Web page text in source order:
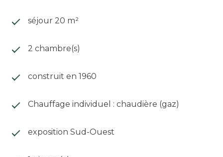
séjour 20 m²
2 chambre(s)
construit en 1960
Chauffage individuel : chaudière (gaz)
exposition Sud-Ouest